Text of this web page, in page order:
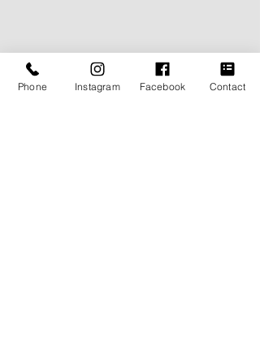
Phone Instagram Facebook Contact